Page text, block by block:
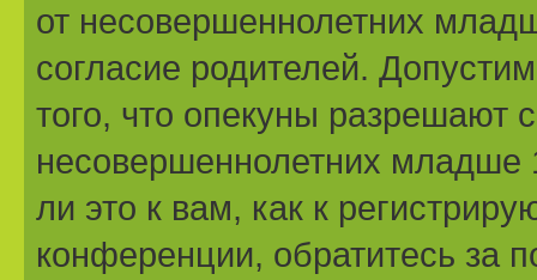
от несовершеннолетних
согласие родителей.
того, что опекуны разрешают
несовершеннолетних
ли это к вам, как к
конференции, обратитесь за